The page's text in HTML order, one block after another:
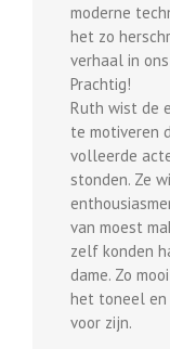
moderne
het zo
verhaal in
Prachtig!
Ruth wist de
te motiveren
volleerde
stonden. Ze
van moest
zelf konden
dame. Zo
het toneel en
voor zijn.